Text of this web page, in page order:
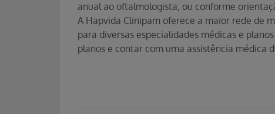
anual ao oftalmologista, ou conforme
A Hapvida Clinipam oferece a maior rede de
para diversas especialidades médicas e
planos e contar com uma assistência médica